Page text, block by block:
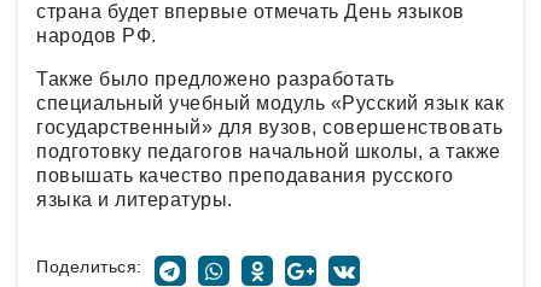
страна будет впервые отмечать День языков
народов РФ.
Также было предложено разработать
специальный учебный модуль «Русский язык как
государственный» для вузов, совершенствовать
подготовку педагогов начальной школы, а также
повышать качество преподавания русского
языка и литературы.
Поделиться: